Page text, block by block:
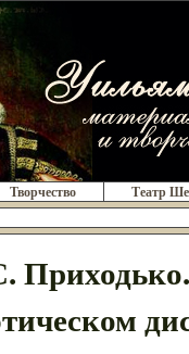
Творчество
Театр